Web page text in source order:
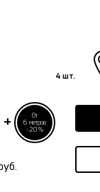
4 шт.
+
От
6 метров
-20%